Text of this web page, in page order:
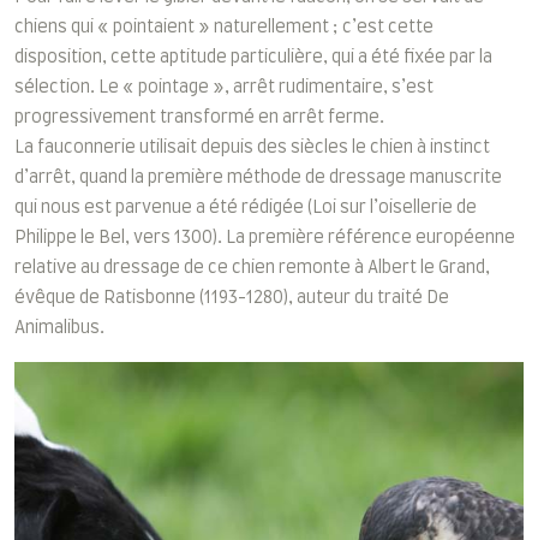
chiens qui « pointaient » naturellement ; c’est cette
disposition, cette aptitude particulière, qui a été fixée par la
sélection. Le « pointage », arrêt rudimentaire, s’est
progressivement transformé en arrêt ferme.
La fauconnerie utilisait depuis des siècles le chien à instinct
d’arrêt, quand la première méthode de dressage manuscrite
qui nous est parvenue a été rédigée (Loi sur l’oisellerie de
Philippe le Bel, vers 1300). La première référence européenne
relative au dressage de ce chien remonte à Albert le Grand,
évêque de Ratisbonne (1193-1280), auteur du traité De
Animalibus.